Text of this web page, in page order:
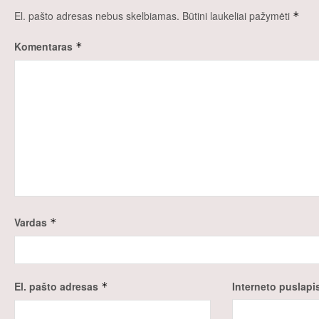
El. pašto adresas nebus skelbiamas. Būtini laukeliai pažymėti *
Komentaras *
Vardas *
El. pašto adresas * Interneto